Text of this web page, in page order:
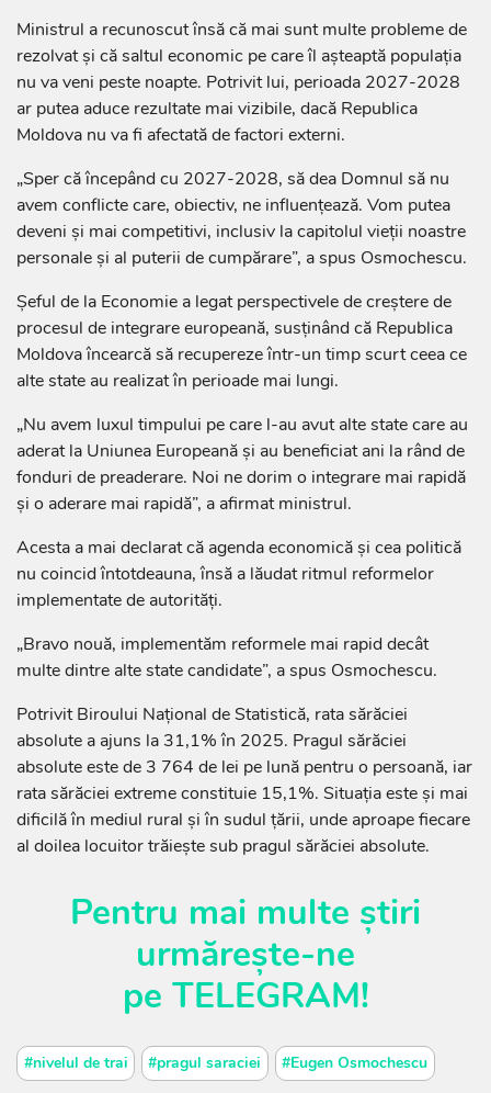
Ministrul a recunoscut însă că mai sunt multe probleme de
rezolvat și că saltul economic pe care îl așteaptă populația
nu va veni peste noapte. Potrivit lui, perioada 2027-2028
ar putea aduce rezultate mai vizibile, dacă Republica
Moldova nu va fi afectată de factori externi.
„Sper că începând cu 2027-2028, să dea Domnul să nu
avem conflicte care, obiectiv, ne influențează. Vom putea
deveni și mai competitivi, inclusiv la capitolul vieții noastre
personale și al puterii de cumpărare”, a spus Osmochescu.
Șeful de la Economie a legat perspectivele de creștere de
procesul de integrare europeană, susținând că Republica
Moldova încearcă să recupereze într-un timp scurt ceea ce
alte state au realizat în perioade mai lungi.
„Nu avem luxul timpului pe care l-au avut alte state care au
aderat la Uniunea Europeană și au beneficiat ani la rând de
fonduri de preaderare. Noi ne dorim o integrare mai rapidă
și o aderare mai rapidă”, a afirmat ministrul.
Acesta a mai declarat că agenda economică și cea politică
nu coincid întotdeauna, însă a lăudat ritmul reformelor
implementate de autorități.
„Bravo nouă, implementăm reformele mai rapid decât
multe dintre alte state candidate”, a spus Osmochescu.
Potrivit Biroului Național de Statistică, rata sărăciei
absolute a ajuns la 31,1% în 2025. Pragul sărăciei
absolute este de 3 764 de lei pe lună pentru o persoană, iar
rata sărăciei extreme constituie 15,1%. Situația este și mai
dificilă în mediul rural și în sudul țării, unde aproape fiecare
al doilea locuitor trăiește sub pragul sărăciei absolute.
Pentru mai multe știri
urmărește-ne
pe TELEGRAM!
#nivelul de trai #pragul saraciei #Eugen Osmochescu